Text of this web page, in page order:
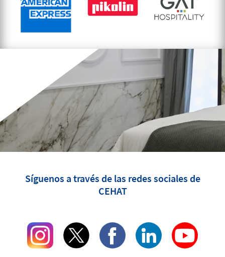
Síguenos a través de las redes sociales de
CEHAT